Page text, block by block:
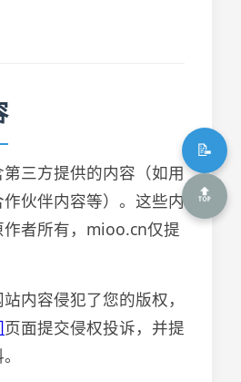
📝
🔝
三方提供的内容（如用
伙伴内容等）。这些内
者所有，mioo.cn仅提
内容侵犯了您的版权，
页面提交侵权投诉，并提